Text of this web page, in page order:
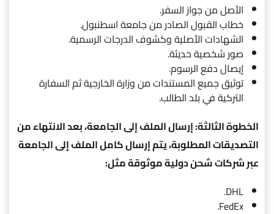
الأصل من جواز السفر.
خطاب القبول الصادر من جامعة اسطنبول.
الشهادات الأصلية وكشوف الدرجات الرسمية.
صور شخصية حديثة.
إيصال دفع الرسوم.
توثيق جميع المستندات من وزارة الخارجية ثم السفارة
التركية في بلد الطالب.
الخطوة الثالثة: إرسال الملف إلى الجامعة، بعد الانتهاء من
التصديقات المطلوبة، يتم إرسال كامل الملف إلى الجامعة
عبر شركات شحن دولية موثوقة مثل:
DHL.
FedEx.